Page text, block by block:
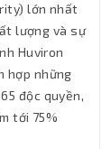
lớn nhất
lượng và sự
Huviron
hợp những
độc quyền,
tới 75%